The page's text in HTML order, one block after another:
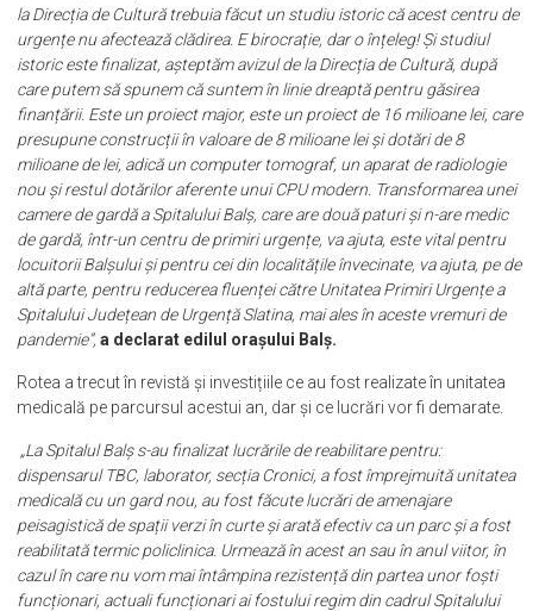
la Direcția de Cultură trebuia făcut un studiu istoric că acest centru de
urgențe nu afectează clădirea. E birocrație, dar o înțeleg! Și studiul
istoric este finalizat, așteptăm avizul de la Direcția de Cultură, după
care putem să spunem că suntem în linie dreaptă pentru găsirea
finanțării. Este un proiect major, este un proiect de 16 milioane lei, care
presupune construcții în valoare de 8 milioane lei și dotări de 8
milioane de lei, adică un computer tomograf, un aparat de radiologie
nou și restul dotărilor aferente unui CPU modern. Transformarea unei
camere de gardă a Spitalului Balș, care are două paturi și n-are medic
de gardă, într-un centru de primiri urgențe, va ajuta, este vital pentru
locuitorii Balșului și pentru cei din localitățile învecinate, va ajuta, pe de
altă parte, pentru reducerea fluenței către Unitatea Primiri Urgențe a
Spitalului Județean de Urgență Slatina, mai ales în aceste vremuri de
pandemie”, a declarat edilul orașului Balș.
Rotea a trecut în revistă și investițiile ce au fost realizate în unitatea
medicală pe parcursul acestui an, dar și ce lucrări vor fi demarate.
„La Spitalul Balș s-au finalizat lucrările de reabilitare pentru:
dispensarul TBC, laborator, secția Cronici, a fost împrejmuită unitatea
medicală cu un gard nou, au fost făcute lucrări de amenajare
peisagistică de spații verzi în curte și arată efectiv ca un parc și a fost
reabilitată termic policlinica. Urmează în acest an sau în anul viitor, în
cazul în care nu vom mai întâmpina rezistență din partea unor foști
funcționari, actuali funcționari ai fostului regim din cadrul Spitalului